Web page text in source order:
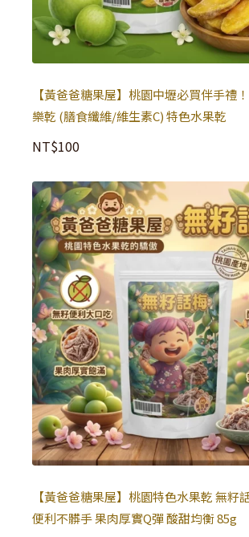
【黃爸爸糖果屋】桃園中壢必買伴手禮
樂乾 (膳食纖維/維生素C) 特色水果乾
NT$100
【黃爸爸糖果屋】桃園特色水果乾 無籽
便利不髒手 果肉厚實Q彈 酸甜均衡 85g